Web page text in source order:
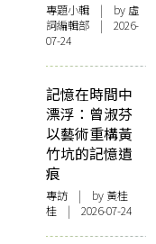
專題小輯 | by 虛
詞編輯部 | 2026-
07-24
記憶在時間中
漂浮：曾淑芬
以藝術重構黃
竹坑的記憶遺
痕
專訪 | by 黃桂
桂 | 2026-07-24